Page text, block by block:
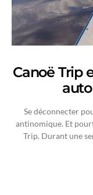
Canoë Trip
Se déconnecter
antinomique. Et
Trip. Durant une